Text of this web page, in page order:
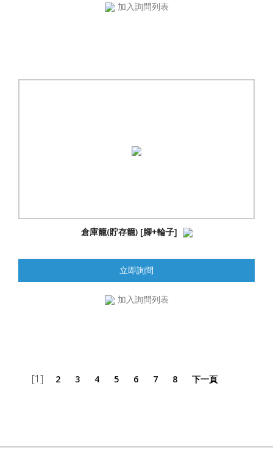
加入詢問列表
倉庫籠(貯存籠) [腳+輪子]
立即詢問
加入詢問列表
[1] 2 3 4 5 6 7 8 下一頁